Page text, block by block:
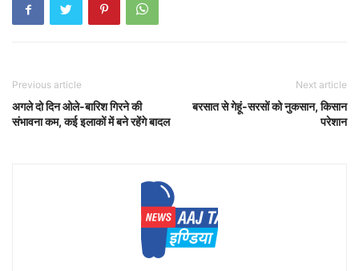
Previous article
अगले दो दिन ओले-बारिश गिरने की
संभावना कम, कई इलाकों में बने रहेंगे बादल
Next article
बरसात से गेहूं-सरसों को नुकसान, किसान
परेशान